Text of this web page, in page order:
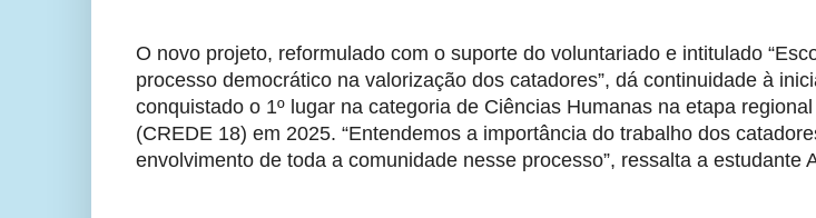
O novo projeto, reformulado com o suporte do voluntariado e intitulado
processo democrático na valorização dos catadores”, dá continuidade à
conquistado o 1º lugar na categoria de Ciências Humanas na etapa
(CREDE 18) em 2025. “Entendemos a importância do trabalho dos
envolvimento de toda a comunidade nesse processo”, ressalta a estudante